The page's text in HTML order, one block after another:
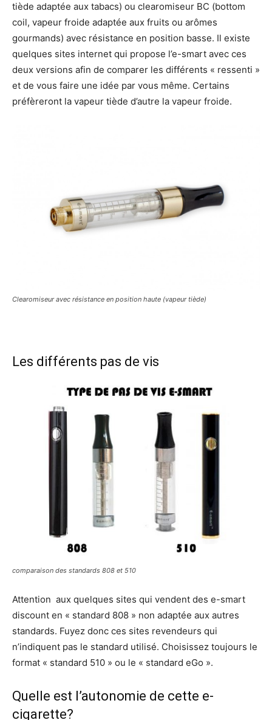
tiède adaptée aux tabacs) ou clearomiseur BC (bottom
coil, vapeur froide adaptée aux fruits ou arômes
gourmands) avec résistance en position basse. Il existe
quelques sites internet qui propose l’e-smart avec ces
deux versions afin de comparer les différents « ressenti »
et de vous faire une idée par vous même. Certains
préfèreront la vapeur tiède d’autre la vapeur froide.
Clearomiseur avec résistance en position haute (vapeur tiède)
Les différents pas de vis
comparaison des standards 808 et 510
Attention aux quelques sites qui vendent des e-smart
discount en « standard 808 » non adaptée aux autres
standards. Fuyez donc ces sites revendeurs qui
n’indiquent pas le standard utilisé. Choisissez toujours le
format « standard 510 » ou le « standard eGo ».
Quelle est l’autonomie de cette e-
cigarette?